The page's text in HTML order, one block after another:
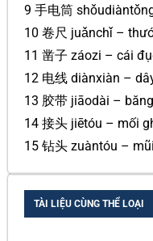
9 手电筒
10 卷尺 juǎnchǐ –
11 凿子 záozi – cái
12 电线 diànxiàn –
13 胶带 jiāodài –
14 接头 jiētóu – mối
15 钻头 zuàntóu –
TÀI LIỆU CÙNG THỂ LOẠI